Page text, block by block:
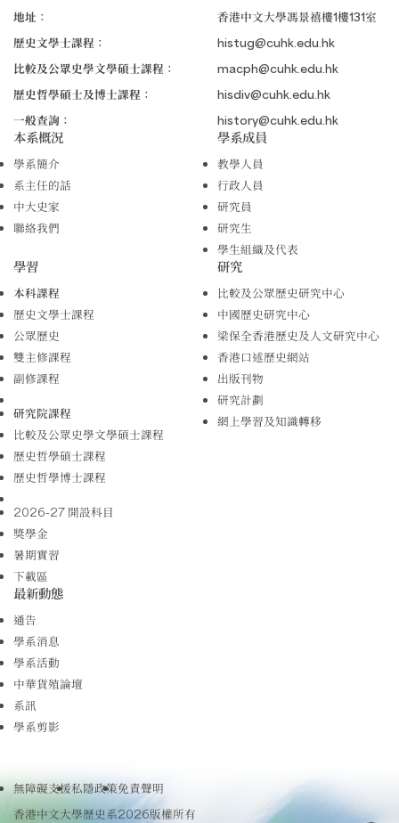
地址：
香港中文大學馮景禧樓1樓131室
歷史文學士課程：
histug@cuhk.edu.hk
比較及公眾史學文學碩士課程：
macph@cuhk.edu.hk
歷史哲學碩士及博士課程：
hisdiv@cuhk.edu.hk
一般查詢：
history@cuhk.edu.hk
本系概況
學系簡介
系主任的話
中大史家
聯絡我們
學系成員
教學人員
行政人員
研究員
研究生
學生組織及代表
學習
本科課程
歷史文學士課程
公眾歷史
雙主修課程
副修課程
研究院課程
比較及公眾史學文學碩士課程
歷史哲學碩士課程
歷史哲學博士課程
2026-27 開設科目
獎學金
暑期實習
下載區
研究
比較及公眾歷史研究中心
中國歷史研究中心
梁保全香港歷史及人文研究中心
香港口述歷史網站
出版刊物
研究計劃
網上學習及知識轉移
最新動態
通告
學系消息
學系活動
中華貨殖論壇
系訊
學系剪影
無障礙支援私隱政策免責聲明
香港中文大學歷史系2026版權所有